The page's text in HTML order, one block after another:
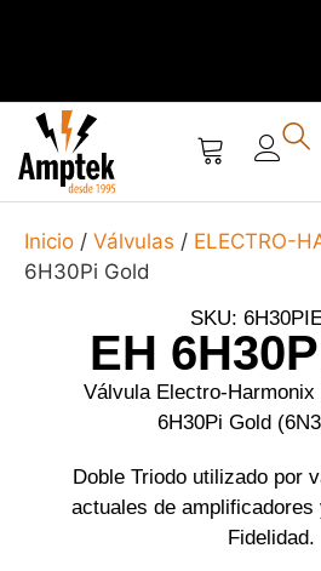
Inicio / Válvulas / ELECTRO-
6H30Pi Gold
SKU:
EH
Válvula Electro-
6H30Pi Gold
Doble Triodo utilizado por
actuales de
Fidelidad.